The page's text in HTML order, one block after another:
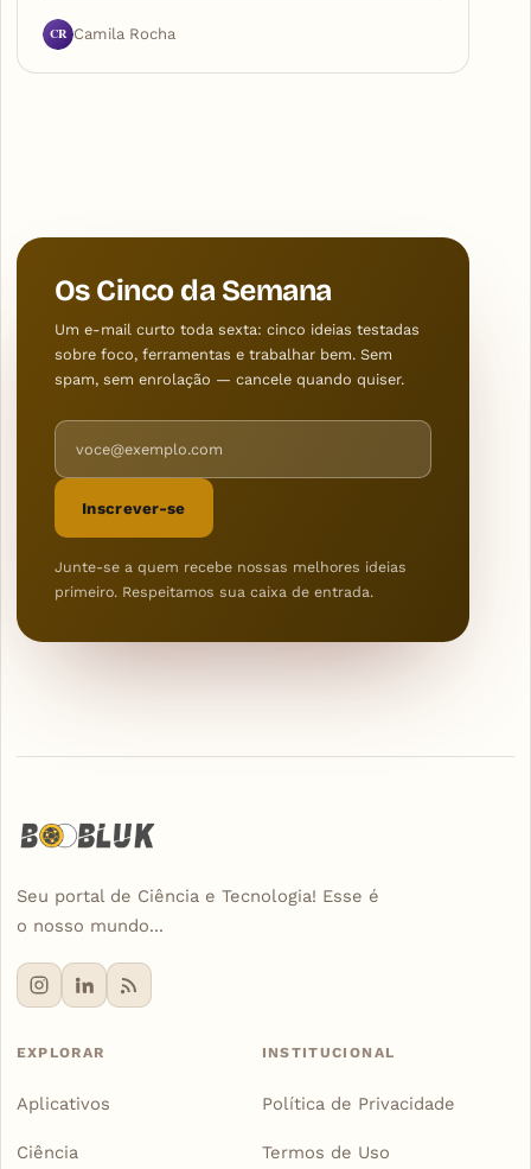
CR Camila Rocha
Os Cinco da Semana
Um e-mail curto toda sexta: cinco ideias testadas
sobre foco, ferramentas e trabalhar bem. Sem
spam, sem enrolação — cancele quando quiser.
Endereço de e-mail
Inscrever-se
Junte-se a quem recebe nossas melhores ideias
primeiro. Respeitamos sua caixa de entrada.
Seu portal de Ciência e Tecnologia! Esse é
o nosso mundo...
EXPLORAR
Aplicativos
Ciência
INSTITUCIONAL
Política de Privacidade
Termos de Uso